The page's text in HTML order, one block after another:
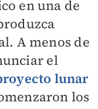
en una de
A menos de
el
lunar
los